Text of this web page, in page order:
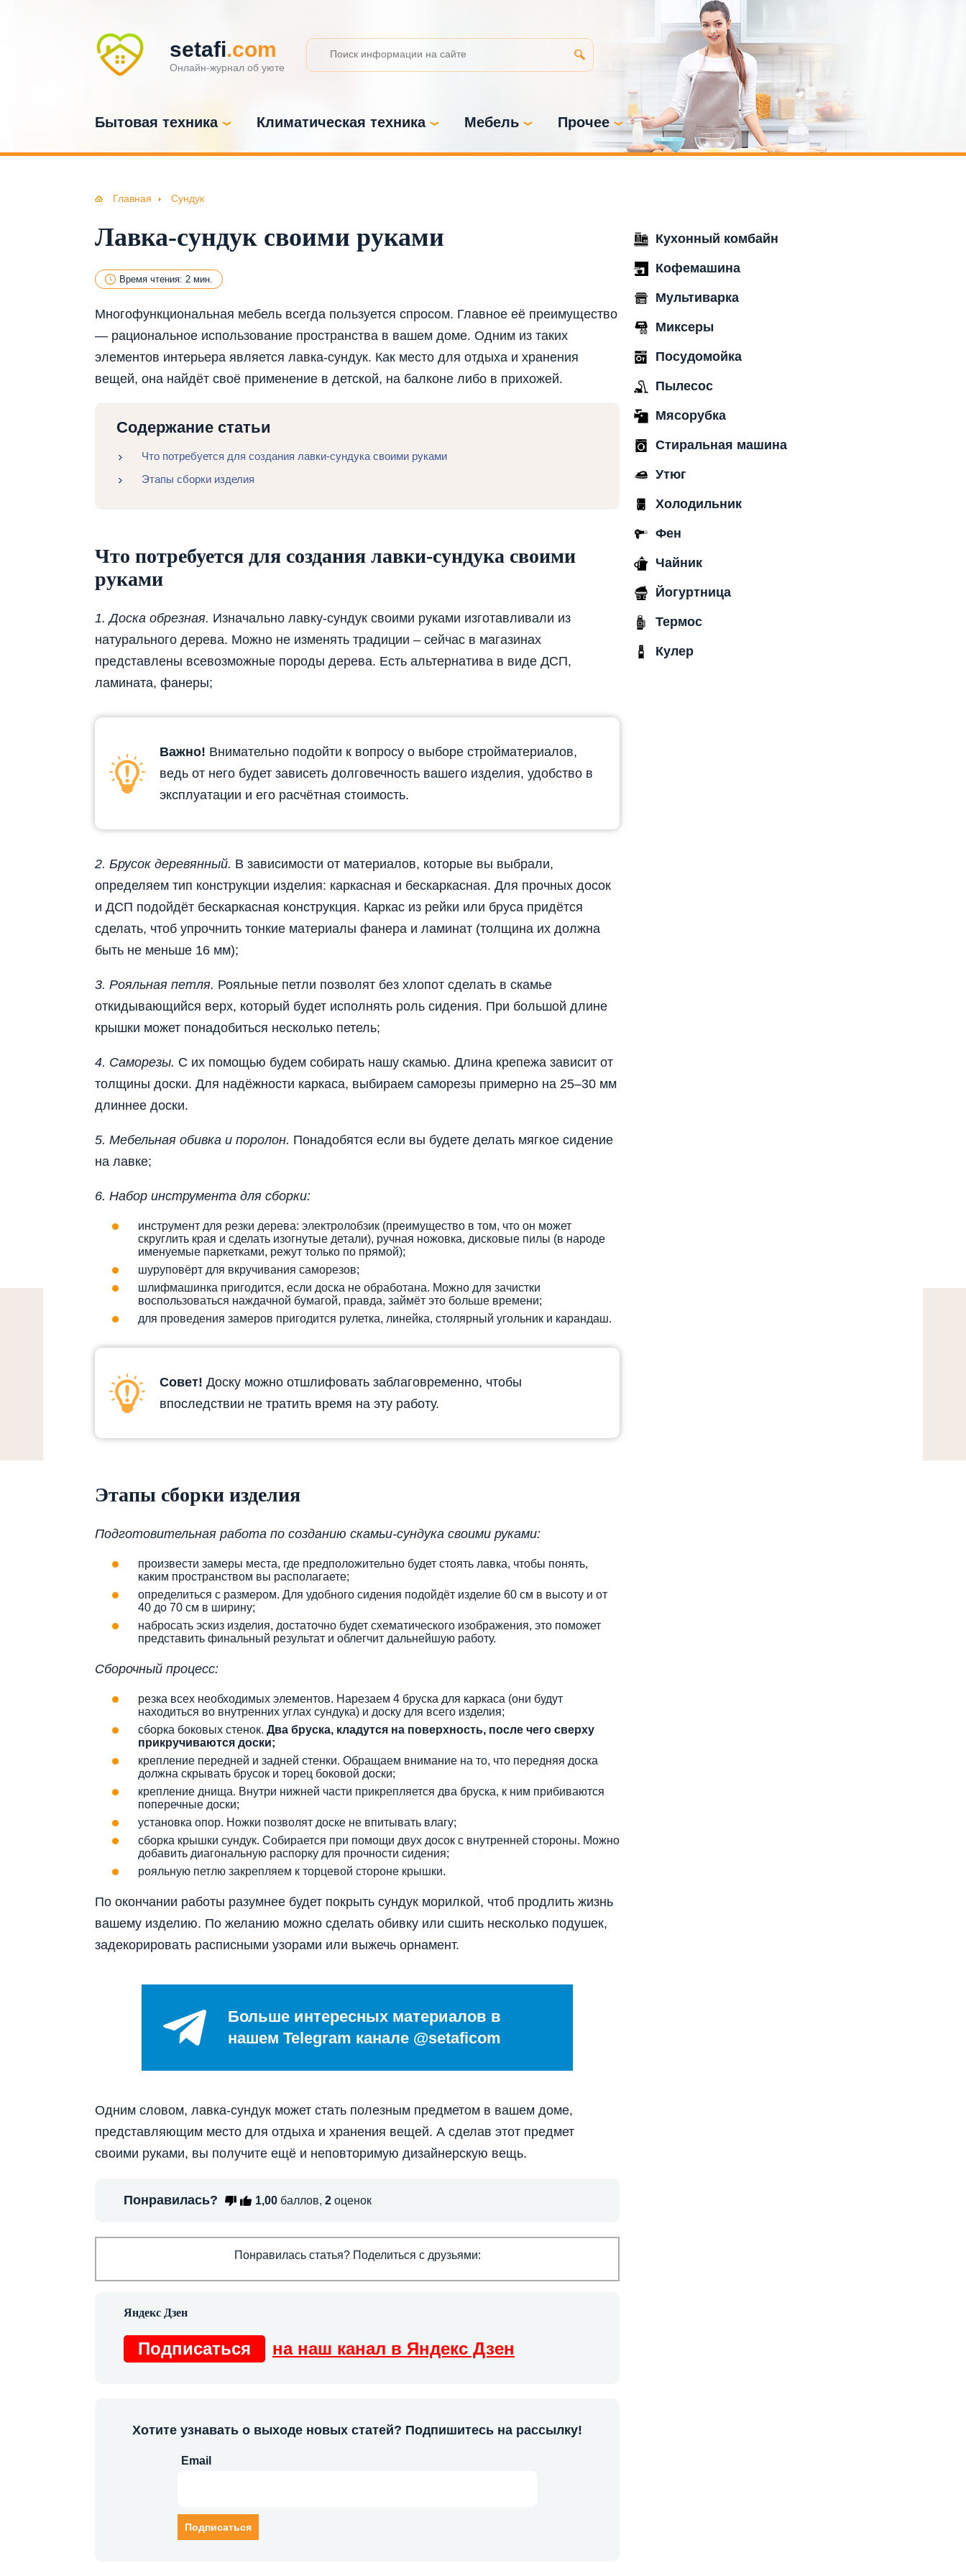
setafi.com
Онлайн-журнал об уюте
Бытовая техника Климатическая техника Мебель Прочее
Главная Сундук
Лавка-сундук своими руками
Время чтения: 2 мин.
Многофункциональная мебель всегда пользуется спросом. Главное её преимущество
— рациональное использование пространства в вашем доме. Одним из таких
элементов интерьера является лавка-сундук. Как место для отдыха и хранения
вещей, она найдёт своё применение в детской, на балконе либо в прихожей.
Содержание статьи
Что потребуется для создания лавки-сундука своими руками
Этапы сборки изделия
Что потребуется для создания лавки-сундука своими
руками
1. Доска обрезная. Изначально лавку-сундук своими руками изготавливали из
натурального дерева. Можно не изменять традиции – сейчас в магазинах
представлены всевозможные породы дерева. Есть альтернатива в виде ДСП,
ламината, фанеры;
Важно! Внимательно подойти к вопросу о выборе стройматериалов,
ведь от него будет зависеть долговечность вашего изделия, удобство в
эксплуатации и его расчётная стоимость.
2. Брусок деревянный. В зависимости от материалов, которые вы выбрали,
определяем тип конструкции изделия: каркасная и бескаркасная. Для прочных досок
и ДСП подойдёт бескаркасная конструкция. Каркас из рейки или бруса придётся
сделать, чтоб упрочнить тонкие материалы фанера и ламинат (толщина их должна
быть не меньше 16 мм);
3. Рояльная петля. Рояльные петли позволят без хлопот сделать в скамье
откидывающийся верх, который будет исполнять роль сидения. При большой длине
крышки может понадобиться несколько петель;
4. Саморезы. С их помощью будем собирать нашу скамью. Длина крепежа зависит от
толщины доски. Для надёжности каркаса, выбираем саморезы примерно на 25–30 мм
длиннее доски.
5. Мебельная обивка и поролон. Понадобятся если вы будете делать мягкое сидение
на лавке;
6. Набор инструмента для сборки:
инструмент для резки дерева: электролобзик (преимущество в том, что он может
скруглить края и сделать изогнутые детали), ручная ножовка, дисковые пилы (в народе
именуемые паркетками, режут только по прямой);
шуруповёрт для вкручивания саморезов;
шлифмашинка пригодится, если доска не обработана. Можно для зачистки
воспользоваться наждачной бумагой, правда, займёт это больше времени;
для проведения замеров пригодится рулетка, линейка, столярный угольник и карандаш.
Совет! Доску можно отшлифовать заблаговременно, чтобы
впоследствии не тратить время на эту работу.
Этапы сборки изделия
Подготовительная работа по созданию скамьи-сундука своими руками:
произвести замеры места, где предположительно будет стоять лавка, чтобы понять,
каким пространством вы располагаете;
определиться с размером. Для удобного сидения подойдёт изделие 60 см в высоту и от
40 до 70 см в ширину;
набросать эскиз изделия, достаточно будет схематического изображения, это поможет
представить финальный результат и облегчит дальнейшую работу.
Сборочный процесс:
резка всех необходимых элементов. Нарезаем 4 бруска для каркаса (они будут
находиться во внутренних углах сундука) и доску для всего изделия;
сборка боковых стенок. Два бруска, кладутся на поверхность, после чего сверху
прикручиваются доски;
крепление передней и задней стенки. Обращаем внимание на то, что передняя доска
должна скрывать брусок и торец боковой доски;
крепление днища. Внутри нижней части прикрепляется два бруска, к ним прибиваются
поперечные доски;
установка опор. Ножки позволят доске не впитывать влагу;
сборка крышки сундук. Собирается при помощи двух досок с внутренней стороны. Можно
добавить диагональную распорку для прочности сидения;
рояльную петлю закрепляем к торцевой стороне крышки.
По окончании работы разумнее будет покрыть сундук морилкой, чтоб продлить жизнь
вашему изделию. По желанию можно сделать обивку или сшить несколько подушек,
задекорировать расписными узорами или выжечь орнамент.
Больше интересных материалов в
нашем Telegram канале @setaficom
Одним словом, лавка-сундук может стать полезным предметом в вашем доме,
представляющим место для отдыха и хранения вещей. А сделав этот предмет
своими руками, вы получите ещё и неповторимую дизайнерскую вещь.
Понравилась? 1,00 баллов, 2 оценок
Понравилась статья? Поделиться с друзьями:
Подписаться на наш канал в Яндекс Дзен
Хотите узнавать о выходе новых статей? Подпишитесь на рассылку!
Email
Кухонный комбайн
Кофемашина
Мультиварка
Миксеры
Посудомойка
Пылесос
Мясорубка
Стиральная машина
Утюг
Холодильник
Фен
Чайник
Йогуртница
Термос
Кулер